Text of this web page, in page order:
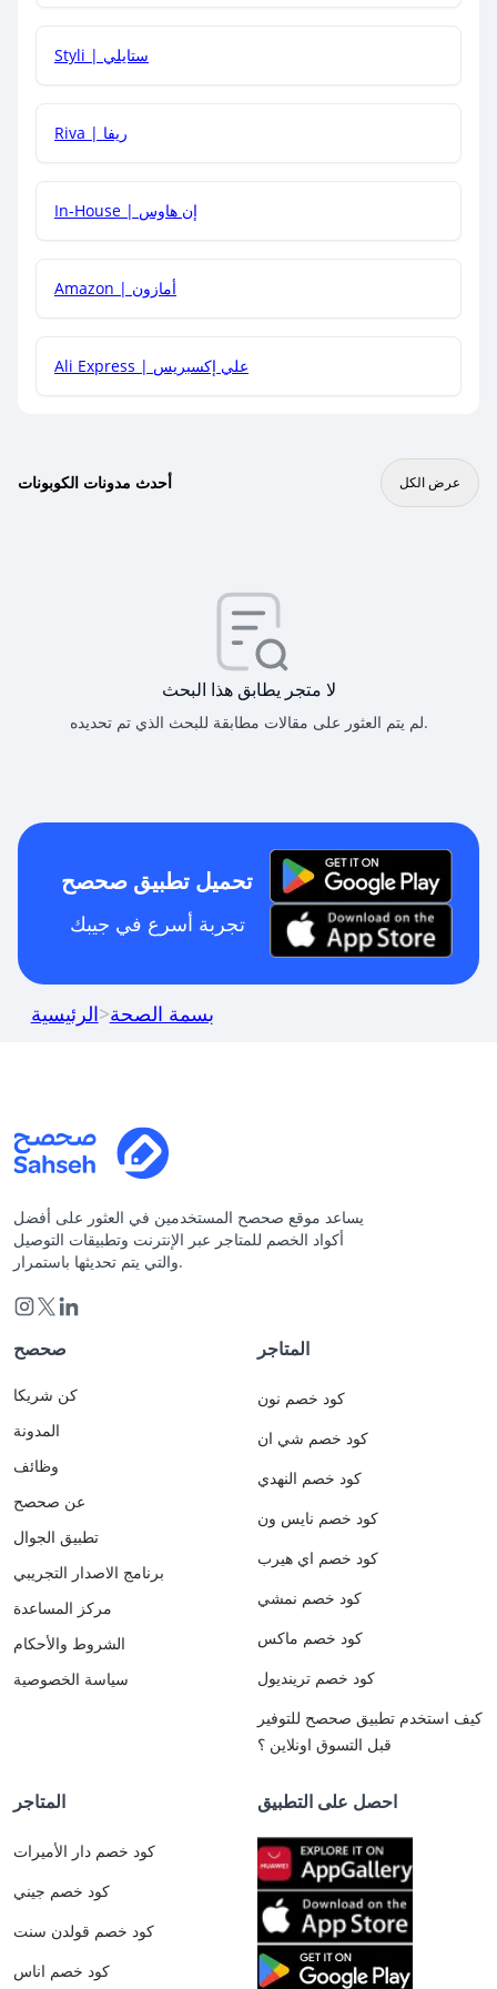
هل يمكنني جمع كود خصم مع العروض الأخرى؟
Styli | ستايلي
Riva | ريفا
In-House | إن هاوس
Amazon | أمازون
Ali Express | علي إكسبريس
أحدث مدونات الكوبونات عرض الكل
لا متجر يطابق هذا البحث
لم يتم العثور على مقالات مطابقة للبحث الذي تم تحديده.
تحميل تطبيق صحصح
تجربة أسرع في جيبك
الرئيسية>بسمة الصحة
يساعد موقع صحصح المستخدمين في العثور على أفضل
أكواد الخصم للمتاجر عبر الإنترنت وتطبيقات التوصيل
والتي يتم تحديثها باستمرار.
صحصح
كن شريكا
المدونة
وظائف
عن صحصح
تطبيق الجوال
برنامج الاصدار التجريبي
مركز المساعدة
الشروط والأحكام
سياسة الخصوصية
المتاجر
كود خصم نون
كود خصم شي ان
كود خصم النهدي
كود خصم نايس ون
كود خصم اي هيرب
كود خصم نمشي
كود خصم ماكس
كود خصم ترينديول
كيف استخدم تطبيق صحصح للتوفير
قبل التسوق اونلاين ؟
المتاجر
كود خصم دار الأميرات
كود خصم جيني
كود خصم قولدن سنت
كود خصم اناس
احصل على التطبيق